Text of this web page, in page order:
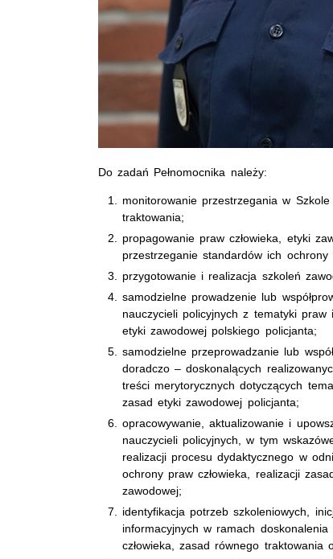
Do zadań Pełnomocnika należy:
monitorowanie przestrzegania w
traktowania;
propagowanie praw człowieka, etyki
przestrzeganie standardów ich
przygotowanie i realizacja szkoleń
samodzielne prowadzenie lub
nauczycieli policyjnych z tematyki
etyki zawodowej polskiego policjanta;
samodzielne przeprowadzanie lub
doradczo – doskonalących
treści merytorycznych dotyczących
zasad etyki zawodowej policjanta;
opracowywanie, aktualizowanie i
nauczycieli policyjnych, w tym
realizacji procesu dydaktycznego w
ochrony praw człowieka, realizacji
zawodowej;
identyfikacja potrzeb szkoleniowych,
informacyjnych w ramach
człowieka, zasad równego traktowania